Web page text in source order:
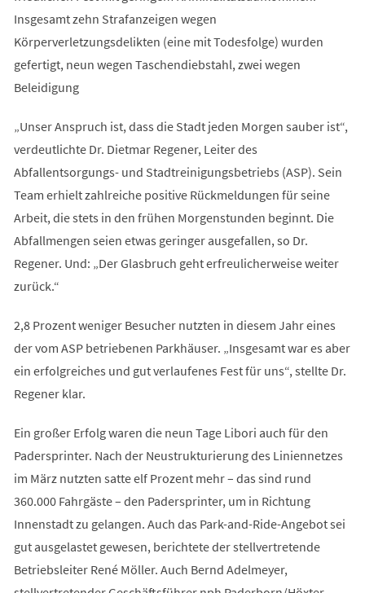
Insgesamt zehn Strafanzeigen wegen
Körperverletzungsdelikten (eine mit Todesfolge) wurden
gefertigt, neun wegen Taschendiebstahl, zwei wegen
Beleidigung
„Unser Anspruch ist, dass die Stadt jeden Morgen sauber ist“,
verdeutlichte Dr. Dietmar Regener, Leiter des
Abfallentsorgungs- und Stadtreinigungsbetriebs (ASP). Sein
Team erhielt zahlreiche positive Rückmeldungen für seine
Arbeit, die stets in den frühen Morgenstunden beginnt. Die
Abfallmengen seien etwas geringer ausgefallen, so Dr.
Regener. Und: „Der Glasbruch geht erfreulicherweise weiter
zurück.“
2,8 Prozent weniger Besucher nutzten in diesem Jahr eines
der vom ASP betriebenen Parkhäuser. „Insgesamt war es aber
ein erfolgreiches und gut verlaufenes Fest für uns“, stellte Dr.
Regener klar.
Ein großer Erfolg waren die neun Tage Libori auch für den
Padersprinter. Nach der Neustrukturierung des Liniennetzes
im März nutzten satte elf Prozent mehr – das sind rund
360.000 Fahrgäste – den Padersprinter, um in Richtung
Innenstadt zu gelangen. Auch das Park-and-Ride-Angebot sei
gut ausgelastet gewesen, berichtete der stellvertretende
Betriebsleiter René Möller. Auch Bernd Adelmeyer,